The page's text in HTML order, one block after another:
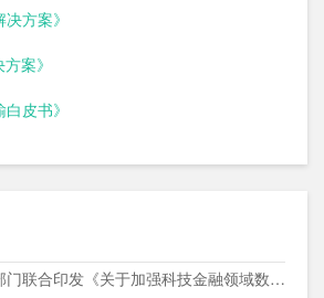
方案》
案》
皮书》
中国人民银行等九部门联合印发《关于加强科技金融领域数据开发利用的通知》